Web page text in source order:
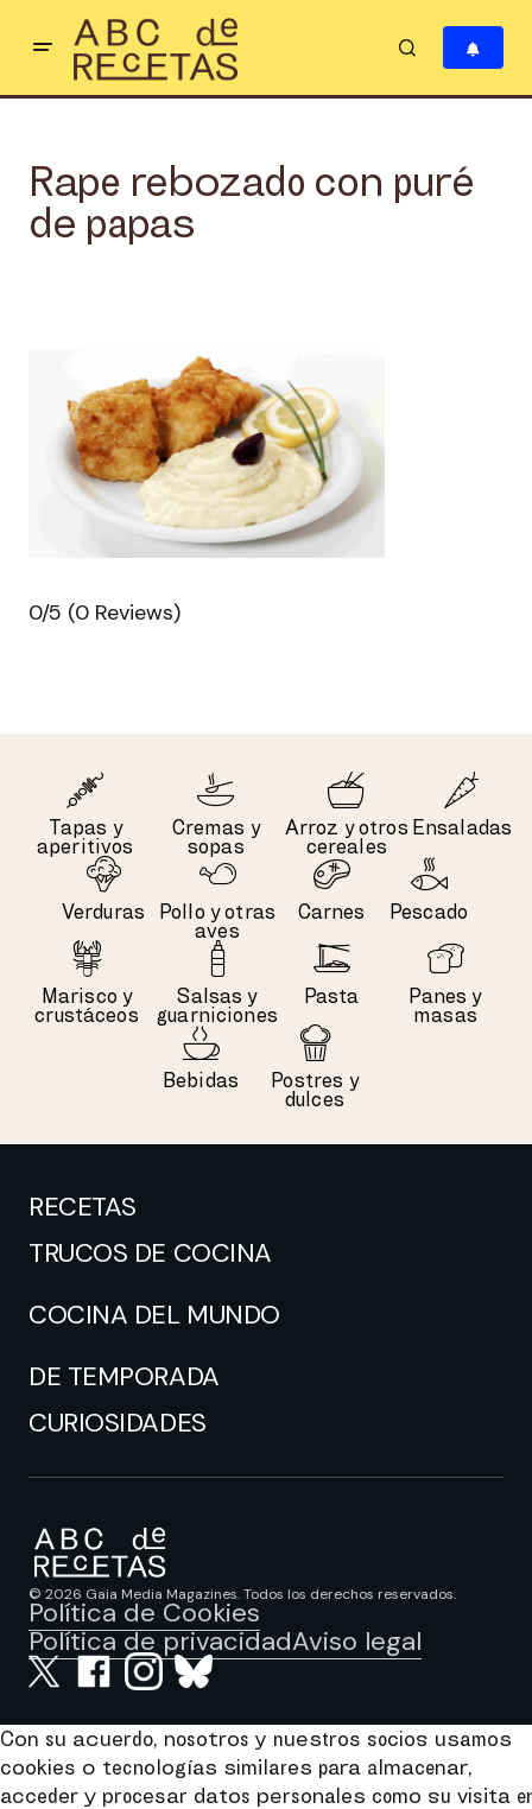
Rape rebozado con puré
de papas
0/5 (0 Reviews)
Tapas y
aperitivos
Cremas y
sopas
Arroz y otros
cereales
Ensaladas
Verduras
Pollo y otras
aves
Carnes Pescado
Marisco y
crustáceos
Salsas y
guarniciones
Pasta
Panes y
masas
Bebidas
Postres y
dulces
RECETAS
TRUCOS DE COCINA
COCINA DEL MUNDO
DE TEMPORADA
CURIOSIDADES
© 2026 Gaia Media Magazines. Todos los derechos reservados.
Política de Cookies
Política de privacidadAviso legal
Con su acuerdo, nosotros y nuestros socios usamos
cookies o tecnologías similares para almacenar,
acceder y procesar datos personales como su visita